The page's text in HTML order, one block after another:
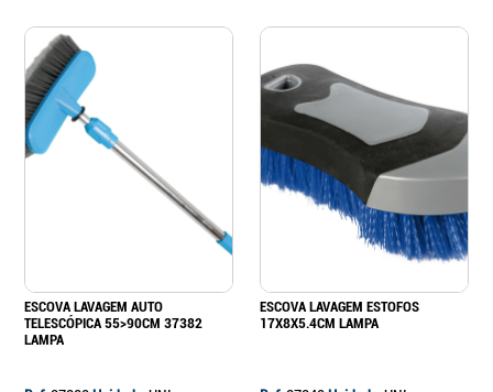
ESCOVA LAVAGEM AUTO
TELESCÓPICA 55>90CM 37382
LAMPA
ESCOVA LAVAGEM ESTOFOS
17X8X5.4CM LAMPA